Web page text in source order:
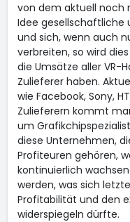
von dem aktuell noch
Idee gesellschaftliche
und sich, wenn auch
verbreiten, so wird
die Umsätze aller VR-
Zulieferer haben.
wie Facebook, Sony,
Zulieferern kommt
um
diese Unternehmen,
Profiteuren gehören,
kontinuierlich
werden, was sich
Profitabilität und den
widerspiegeln dürfte.